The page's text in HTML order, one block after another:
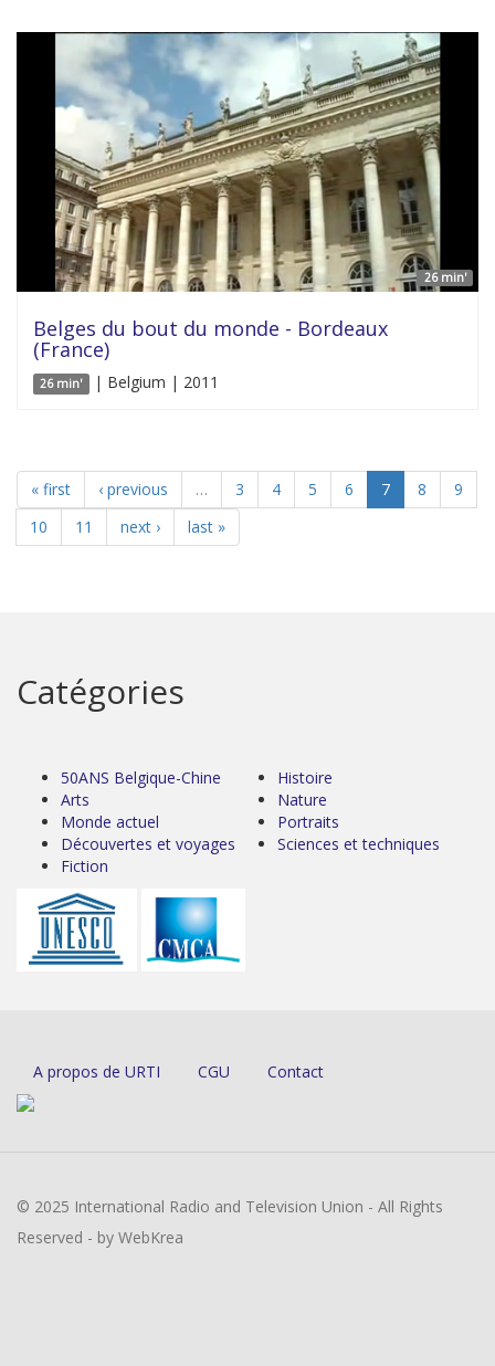
26 min'
Belges du bout du monde - Bordeaux
(France)
26 min' | Belgium | 2011
« first ‹ previous … 3 4 5 6 7 8
9
10
11 next › last »
Catégories
50ANS Belgique-Chine
Arts
Monde actuel
Découvertes et voyages
Fiction
Histoire
Nature
Portraits
Sciences et techniques
A propos de URTI CGU Contact
© 2025 International Radio and Television Union - All Rights
Reserved - by WebKrea